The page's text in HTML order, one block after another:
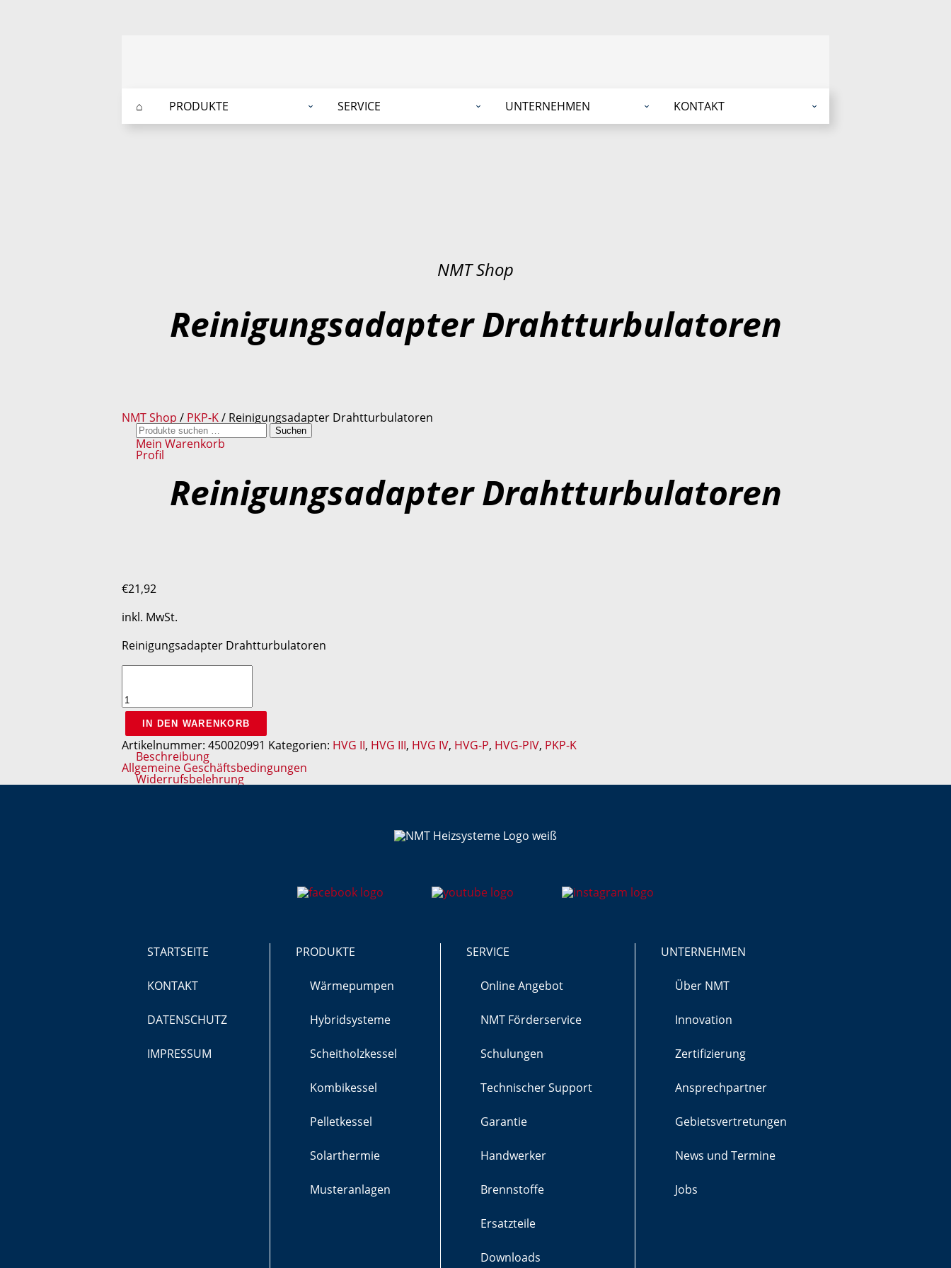
⌂ PRODUKTE SERVICE UNTERNEHMEN KONTAKT
NMT Shop
Reinigungsadapter Drahtturbulatoren
NMT Shop / PKP-K/ Reinigungsadapter Drahtturbulatoren
Suchen
nach:
Suchen
Mein Warenkorb
Profil
Reinigungsadapter Drahtturbulatoren
€21,92
inkl. MwSt.
Reinigungsadapter Drahtturbulatoren
Reinigungsadapter
Menge
IN DEN WARENKORB
Artikelnummer: 450020991 Kategorien: HVG II, HVG III, HVG IV, HVG-P, HVG-PIV, PKP-K
Beschreibung
Beschreibung
Allgemeine Geschäftsbedingungen
Widerrufsbelehrung
STARTSEITE
KONTAKT
DATENSCHUTZ
IMPRESSUM
PRODUKTE
Wärmepumpen
Hybridsysteme
Scheitholzkessel
Kombikessel
Pelletkessel
Solarthermie
Musteranlagen
SERVICE
Online Angebot
NMT Förderservice
Schulungen
Technischer Support
Garantie
Handwerker
Brennstoffe
Ersatzteile
Downloads
UNTERNEHMEN
Über NMT
Innovation
Zertifizierung
Ansprechpartner
Gebietsvertretungen
News und Termine
Jobs